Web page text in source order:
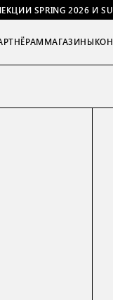
SPRING 2026 И
МАГАЗИНЫ